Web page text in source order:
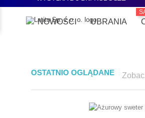
NOWOŚCI UBRANIA
OSTATNIO OGLĄDANE